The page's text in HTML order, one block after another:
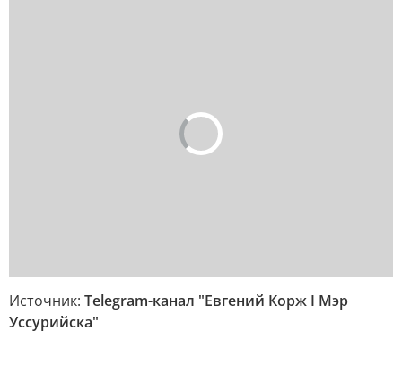
Источник: Telegram-канал "Евгений Корж I Мэр
Уссурийска"